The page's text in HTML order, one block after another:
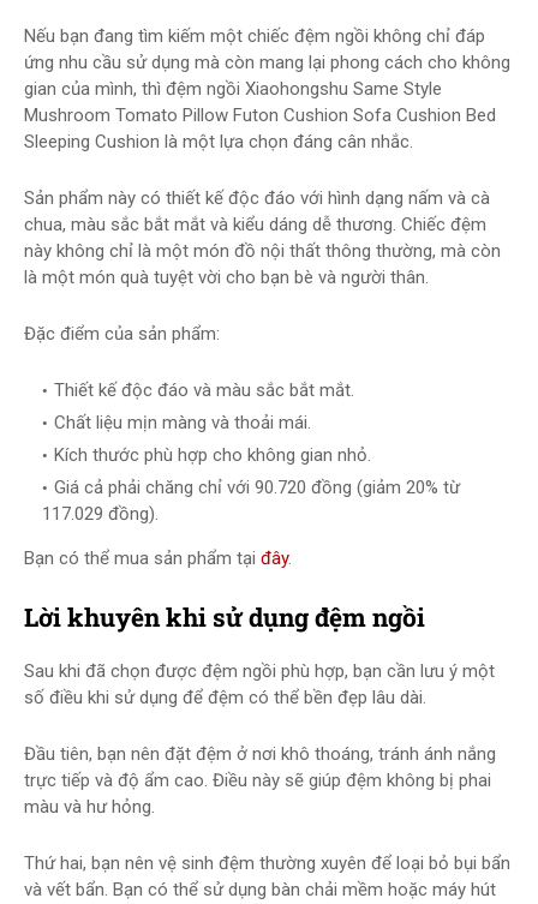
Nếu bạn đang tìm kiếm một chiếc đệm ngồi không chỉ đáp
ứng nhu cầu sử dụng mà còn mang lại phong cách cho không
gian của mình, thì đệm ngồi Xiaohongshu Same Style
Mushroom Tomato Pillow Futon Cushion Sofa Cushion Bed
Sleeping Cushion là một lựa chọn đáng cân nhắc.
Sản phẩm này có thiết kế độc đáo với hình dạng nấm và cà
chua, màu sắc bắt mắt và kiểu dáng dễ thương. Chiếc đệm
này không chỉ là một món đồ nội thất thông thường, mà còn
là một món quà tuyệt vời cho bạn bè và người thân.
Đặc điểm của sản phẩm:
Thiết kế độc đáo và màu sắc bắt mắt.
Chất liệu mịn màng và thoải mái.
Kích thước phù hợp cho không gian nhỏ.
Giá cả phải chăng chỉ với 90.720 đồng (giảm 20% từ
117.029 đồng).
Bạn có thể mua sản phẩm tại đây.
Lời khuyên khi sử dụng đệm ngồi
Sau khi đã chọn được đệm ngồi phù hợp, bạn cần lưu ý một
số điều khi sử dụng để đệm có thể bền đẹp lâu dài.
Đầu tiên, bạn nên đặt đệm ở nơi khô thoáng, tránh ánh nắng
trực tiếp và độ ẩm cao. Điều này sẽ giúp đệm không bị phai
màu và hư hỏng.
Thứ hai, bạn nên vệ sinh đệm thường xuyên để loại bỏ bụi bẩn
và vết bẩn. Bạn có thể sử dụng bàn chải mềm hoặc máy hút